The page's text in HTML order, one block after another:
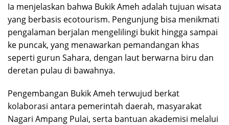
Ia menjelaskan bahwa Bukik Ameh adalah tujuan wisata
yang berbasis ecotourism. Pengunjung bisa menikmati
pengalaman berjalan mengelilingi bukit hingga sampai
ke puncak, yang menawarkan pemandangan khas
seperti gurun Sahara, dengan laut berwarna biru dan
deretan pulau di bawahnya.
Pengembangan Bukik Ameh terwujud berkat
kolaborasi antara pemerintah daerah, masyarakat
Nagari Ampang Pulai, serta bantuan akademisi melalui